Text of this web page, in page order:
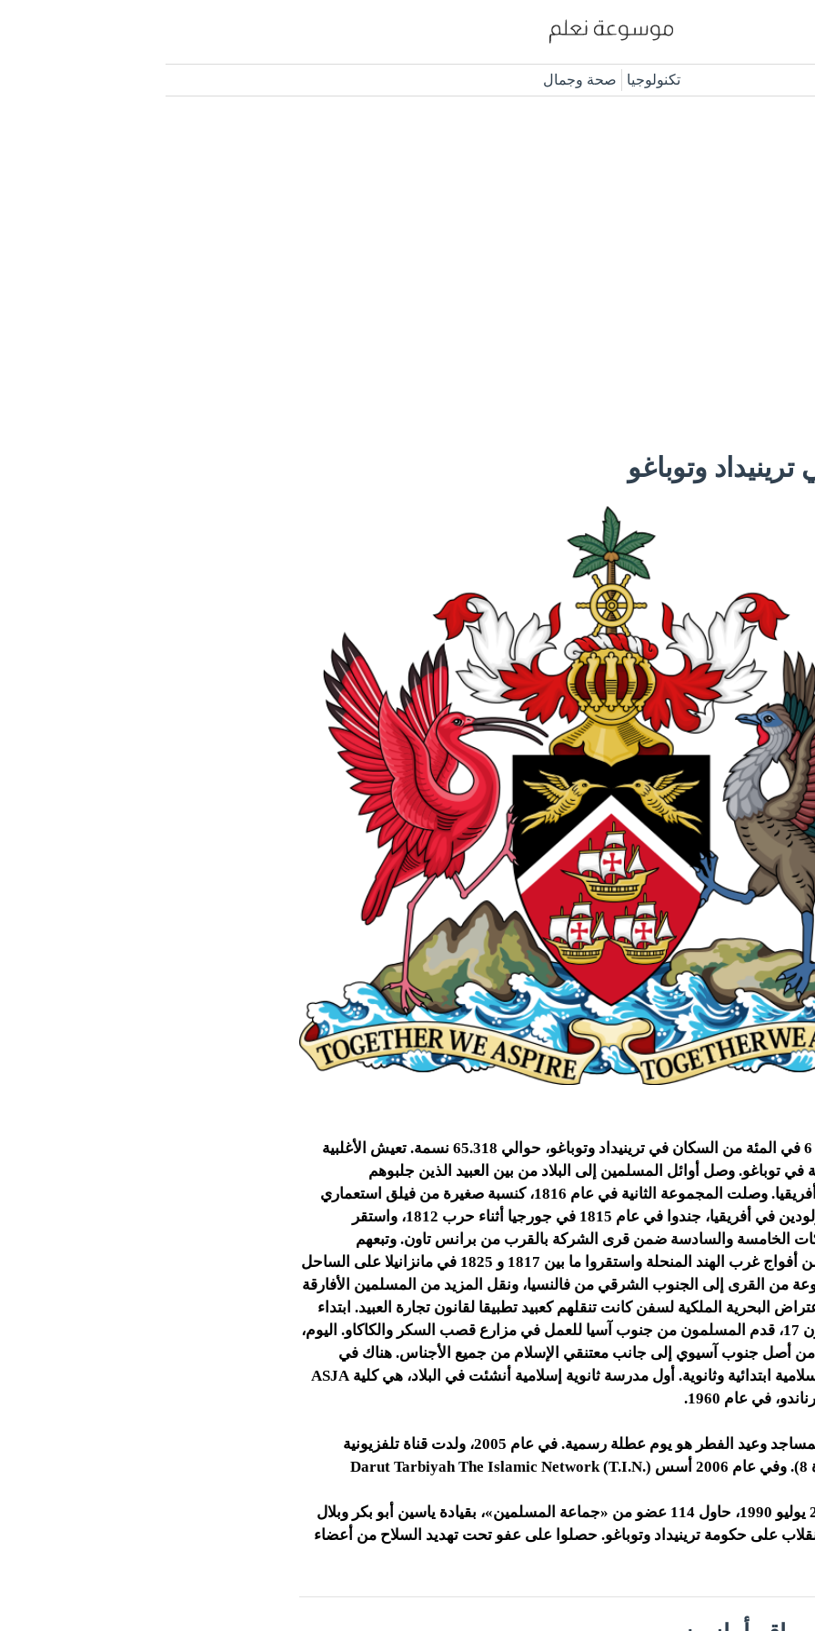
تكنولوجيا صحة وجمال
وتوباغو
يشكل المسلمون 6 في المئة من السكان في ترينيداد وتوباغو، حوالي 65.318 نسمة. تعيش الأغلبية
في توباغو. وصل أوائل المسلمين إلى البلاد من بين العبيد الذين جلبوهم
المستعمرون من أفريقيا. وصلت المجموعة الثانية في عام 1816، كنسبة صغيرة من فيلق استعماري
لمشاة البحرية مولودين في أفريقيا، جندوا في عام 1815 في جورجيا أثناء حرب 1812، واستقر
الخامسة والسادسة ضمن قرى الشركة بالقرب من برانس تاون. وتبعهم
مسلمون أفارقة من أفواج غرب الهند المنحلة واستقروا ما بين 1817 و 1825 في مانزانيلا على الساحل
من القرى إلى الجنوب الشرقي من فالنسيا، ونقل المزيد من المسلمين الأفارقة
البحرية الملكية لسفن كانت تنقلهم كعبيد تطبيقا لقانون تجارة العبيد. ابتداء
من أربعينيات القرن 17، قدم المسلمون من جنوب آسيا للعمل في مزارع قصب السكر والكاكاو. اليوم،
أصل جنوب آسيوي إلى جانب معتنقي الإسلام من جميع الأجناس. هناك في
ترينيداد مدارس إسلامية ابتدائية وثانوية. أول مدرسة ثانوية إسلامية أنشئت في البلاد، هي كلية ASJA
في عام 1960.
هناك العديد من المساجد وعيد الفطر هو يوم عطلة رسمية. في عام 2005، ولدت قناة تلفزيونية
في يوم الجمعة 27 يوليو 1990، حاول 114 عضو من «جماعة المسلمين»، بقيادة ياسين أبو بكر وبلال
على حكومة ترينيداد وتوباغو. حصلوا على عفو تحت تهديد السلاح من أعضاء